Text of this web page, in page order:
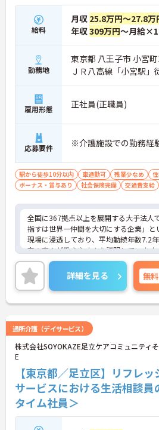
給料
月収 25.8万円～27.8万
年収309万円～月給
勤務地
東京都 八王子市 小宮
ＪＲ八高線「小宮駅」
雇用形態 正社員(正職員)
応募要件 ※介護施設での勤務経
駅から徒歩10分以内 車通勤可 残業少なめ
ボーナス・賞与あり
社会保険完備 交通費支給
全国に367拠点以上を展開する大手法人
指すは世界一仲間を大切にする企業」と
現場に浸透しており、平均勤続年数7.2
率の高さが働きやすさを証明しています
ーティング等を通じた職種を超えたチー
根付いており、人間関係の不安なく安心
取り組める環境です。また、日々の頑張
への貢献は、賞与とは別の「特別報酬」
かりと評価・還元される独自の制度も大
を存分に活かせるだけでなく、勤務時間
取得支援制度を活用し、将来的にケアマ
センター長といった多彩なキャリアパス
シュ休暇や残業少なめの環境など、ワー
ランスを大切にしながら長期的なキャリ
指す方に、自信を持っておすすめできる
★おすすめPOINT★
詳細を見る 無料
通所介護（デイサービス）
株式会社SOYOKAZE足立ケアコミュニティ
E
【東京都／足立区】リフレ
サービスにおける生活相談
タイム社員＞